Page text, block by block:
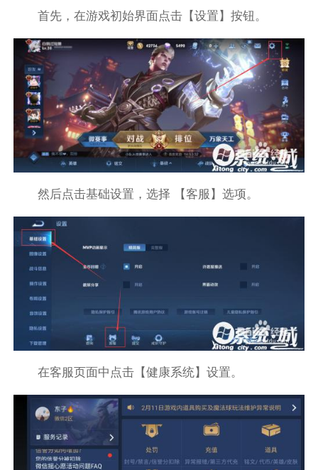
首先，在游戏初始界面点击【设置】按钮。
然后点击基础设置，选择 【客服】选项。
在客服页面中点击【健康系统】设置。